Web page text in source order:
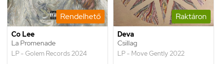
Rendelhető
Co Lee
La Promenade
LP - Golem Records 2024
Raktáron
Deva
Csillag
LP - Move Gently 2022